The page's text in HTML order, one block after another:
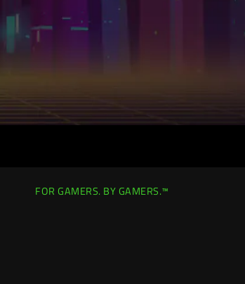
FOR GAMERS. BY GAMERS.™